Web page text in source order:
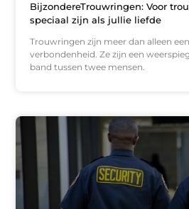
BijzondereTrouwringen: Voor
speciaal zijn als jullie liefde
Trouwringen zijn meer dan alleen
verbondenheid. Ze zijn een
band tussen twee mensen.